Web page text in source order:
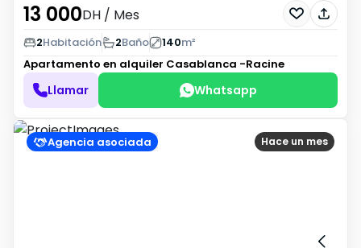
13 000DH / Mes
2Habitación 2Baño 140m²
Apartamento en alquiler Casablanca -Racine
Llamar Whatsapp
Hace un mes
Agencia asociada